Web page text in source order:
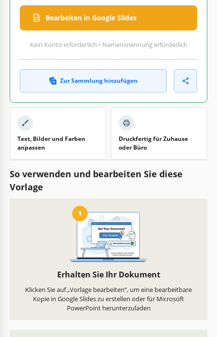
Bearbeiten in Google Slides
Kein Konto erforderlich • Namensnennung erforderlich
Zur Sammlung hinzufügen
Text, Bilder und Farben
anpassen
Druckfertig für Zuhause
oder Büro
So verwenden und bearbeiten Sie diese
Vorlage
1
Erhalten Sie Ihr Dokument
Klicken Sie auf „Vorlage bearbeiten“, um eine bearbeitbare
Kopie in Google Slides zu erstellen oder für Microsoft
PowerPoint herunterzuladen